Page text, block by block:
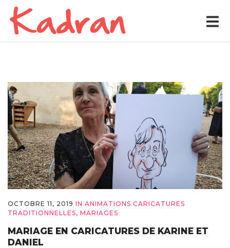
OCTOBRE 11, 2019 IN ANIMATIONS CARICATURES
TRADITIONNELLES, MARIAGES
MARIAGE EN CARICATURES DE KARINE ET
DANIEL